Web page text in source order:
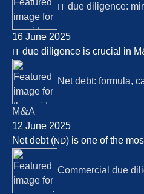
IT due diligence:
16 June 2025
IT due diligence is crucial in M
Net debt: formu­la,
M&A
12 June 2025
Net debt (ND) is one of the
Commer­cial due